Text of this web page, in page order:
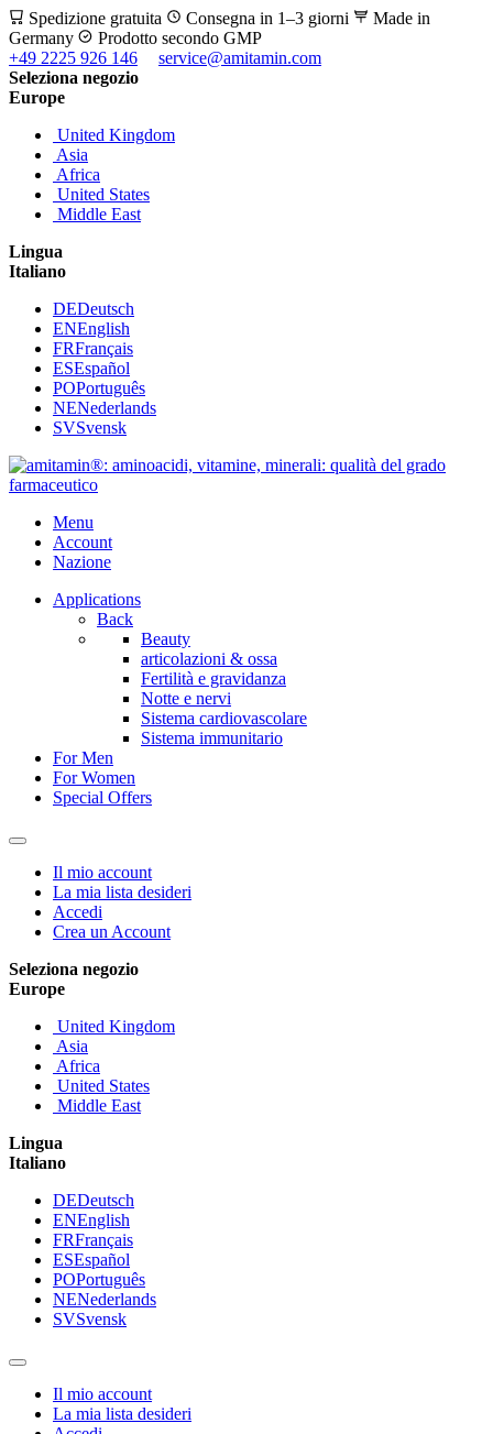
Spedizione gratuita Consegna in 1–3 giorni
Made in
Germany
Prodotto secondo GMP
+49 2225 926 146
service@amitamin.com
Seleziona negozio
Europe
United Kingdom
Asia
Africa
United States
Middle East
Lingua
Italiano
DEDeutsch
ENEnglish
FRFrançais
ESEspañol
POPortuguês
NENederlands
SVSvensk
Menu
Account
Nazione
Applications
Back
Beauty
articolazioni & ossa
Fertilità e gravidanza
Notte e nervi
Sistema cardiovascolare
Sistema immunitario
For Men
For Women
Special Offers
Il mio account
La mia lista desideri
Accedi
Crea un Account
Seleziona negozio
Europe
United Kingdom
Asia
Africa
United States
Middle East
Lingua
Italiano
DEDeutsch
ENEnglish
FRFrançais
ESEspañol
POPortuguês
NENederlands
SVSvensk
Il mio account
La mia lista desideri